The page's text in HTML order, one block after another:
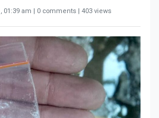
01:39 am | 0 comments | 403 views